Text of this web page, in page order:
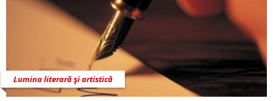
Lumina literară şi artistică